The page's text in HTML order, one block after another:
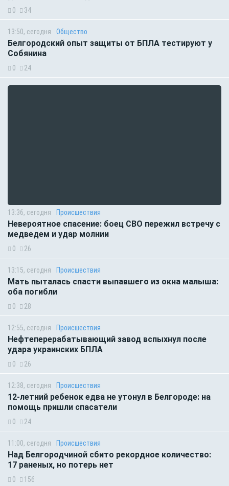
0 34
13:50, сегодня Общество
Белгородский опыт защиты от БПЛА тестируют у
Собянина
0 24
13:36, сегодня Происшествия
Невероятное спасение: боец СВО пережил встречу с
медведем и удар молнии
0 26
13:15, сегодня Происшествия
Мать пыталась спасти выпавшего из окна малыша:
оба погибли
0 28
12:55, сегодня Происшествия
Нефтеперерабатывающий завод вспыхнул после
удара украинских БПЛА
0 26
12:38, сегодня Происшествия
12-летний ребенок едва не утонул в Белгороде: на
помощь пришли спасатели
0 24
11:00, сегодня Происшествия
Над Белгородчиной сбито рекордное количество:
17 раненых, но потерь нет
0 156